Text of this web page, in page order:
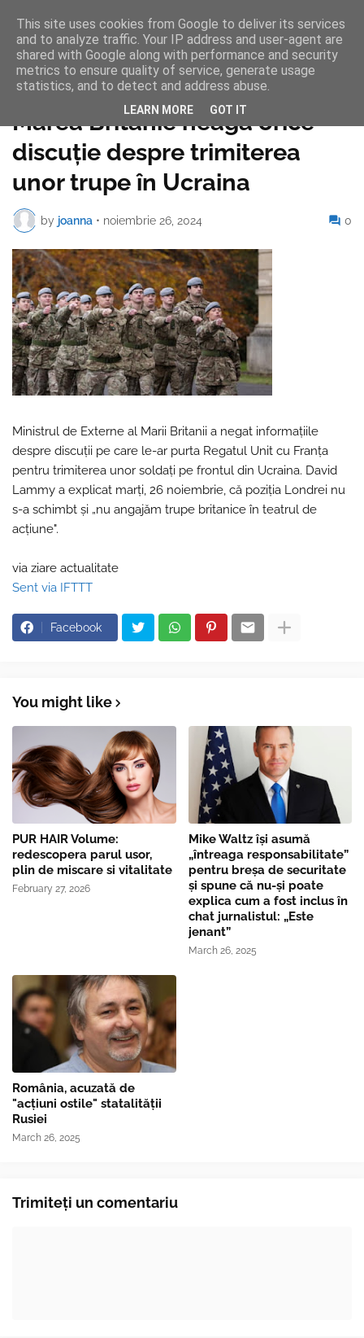
Pagina de pornire
Marea Britanie neagă orice
discuție despre trimiterea
unor trupe în Ucraina
by joanna • noiembrie 26, 2024 0
Ministrul de Externe al Marii Britanii a negat informațiile
despre discuții pe care le-ar purta Regatul Unit cu Franța
pentru trimiterea unor soldați pe frontul din Ucraina. David
Lammy a explicat marți, 26 noiembrie, că poziția Londrei nu
s-a schimbt și „nu angajăm trupe britanice în teatrul de
acţiune".
via ziare actualitate
Sent via IFTTT
Facebook
You might like
PUR HAIR Volume:
redescopera parul usor,
plin de miscare si vitalitate
February 27, 2026
Mike Waltz îşi asumă
„întreaga responsabilitate”
pentru breşa de securitate
și spune că nu-și poate
explica cum a fost inclus în
chat jurnalistul: „Este
jenant”
March 26, 2025
România, acuzată de
"acțiuni ostile" statalității
Rusiei
March 26, 2025
Trimiteți un comentariu
This site uses cookies from Google to deliver its services
and to analyze traffic. Your IP address and user-agent are
shared with Google along with performance and security
metrics to ensure quality of service, generate usage
statistics, and to detect and address abuse.
LEARN MORE GOT IT